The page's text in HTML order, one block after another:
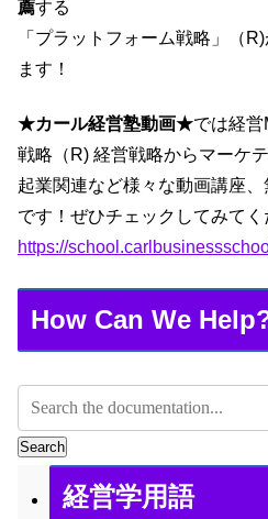
薦する
「プラットフォーム戦略」（
ます！
★カール経営塾動画★では経
戦略（R) 経営戦略からマーケ
起業関連など様々な動画講座
です！ぜひチェックしてみてく
https://
How Can We
Search
経営学用語